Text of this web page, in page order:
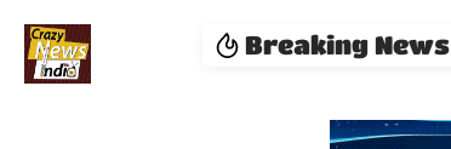
Breaking News